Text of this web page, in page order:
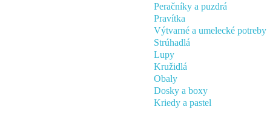
Peračníky a puzdrá
Pravítka
Výtvarné a umelecké potreby
Strúhadlá
Lupy
Kružidlá
Obaly
Dosky a boxy
Kriedy a pastel